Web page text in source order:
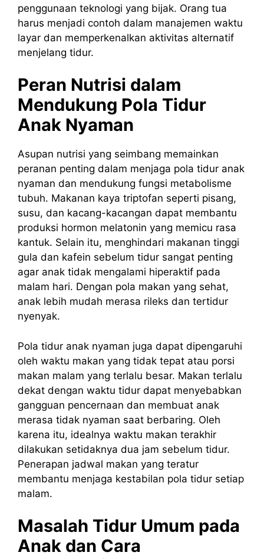
penggunaan teknologi yang bijak. Orang tua
harus menjadi contoh dalam manajemen waktu
layar dan memperkenalkan aktivitas alternatif
menjelang tidur.
Peran Nutrisi dalam
Mendukung Pola Tidur
Anak Nyaman
Asupan nutrisi yang seimbang memainkan
peranan penting dalam menjaga pola tidur anak
nyaman dan mendukung fungsi metabolisme
tubuh. Makanan kaya triptofan seperti pisang,
susu, dan kacang-kacangan dapat membantu
produksi hormon melatonin yang memicu rasa
kantuk. Selain itu, menghindari makanan tinggi
gula dan kafein sebelum tidur sangat penting
agar anak tidak mengalami hiperaktif pada
malam hari. Dengan pola makan yang sehat,
anak lebih mudah merasa rileks dan tertidur
nyenyak.
Pola tidur anak nyaman juga dapat dipengaruhi
oleh waktu makan yang tidak tepat atau porsi
makan malam yang terlalu besar. Makan terlalu
dekat dengan waktu tidur dapat menyebabkan
gangguan pencernaan dan membuat anak
merasa tidak nyaman saat berbaring. Oleh
karena itu, idealnya waktu makan terakhir
dilakukan setidaknya dua jam sebelum tidur.
Penerapan jadwal makan yang teratur
membantu menjaga kestabilan pola tidur setiap
malam.
Masalah Tidur Umum pada
Anak dan Cara